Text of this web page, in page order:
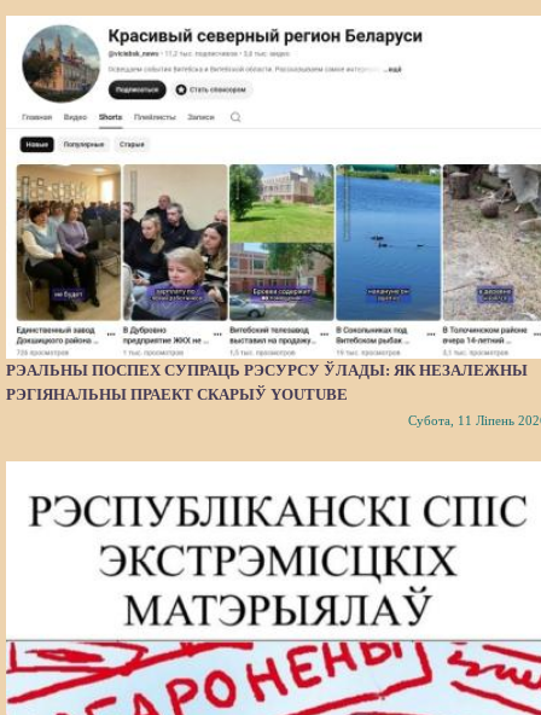
РЭАЛЬНЫ ПОСПЕХ СУПРАЦЬ РЭСУРСУ ЎЛАДЫ: ЯК НЕЗАЛЕЖНЫ
РЭГІЯНАЛЬНЫ ПРАЕКТ СКАРЫЎ YOUTUBE
Субота, 11 Ліпень